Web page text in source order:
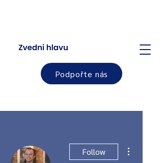
Podpořte nás
Follow